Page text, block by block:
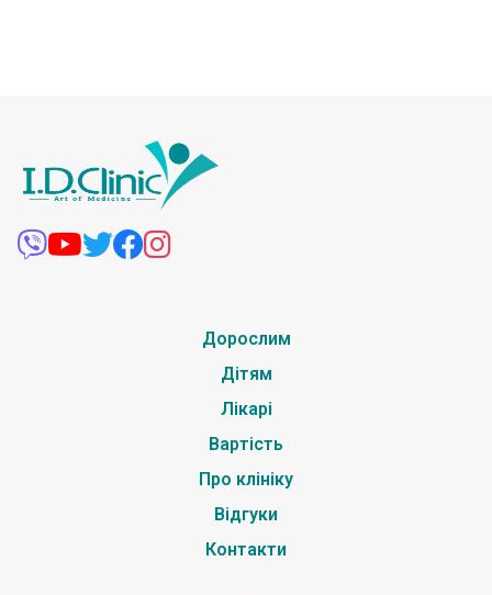
Дорослим
Дітям
Лікарі
Вартість
Про клініку
Відгуки
Контакти